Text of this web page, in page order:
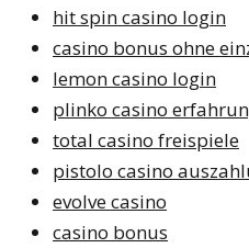
hit spin casino login
casino bonus ohne
lemon casino login
plinko casino
total casino freispiele
pistolo casino
evolve casino
casino bonus